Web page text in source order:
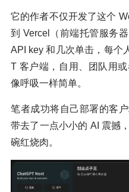
它的作者不仅开发了这个
到 Vercel（前端托管服务
API key 和几次单击，每个
T 客户端，自用、团队用
像呼吸一样简单。
笔者成功将自己部署的客
带去了一点小小的 AI 震撼
碗红烧肉。